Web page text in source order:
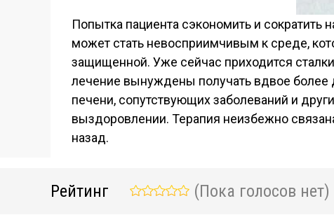
Попытка пациента сэкономить и
может стать невосприимчивым к среде,
защищенной. Уже сейчас приходится
лечение вынуждены получать вдвое более
печени, сопутствующих заболеваний и
выздоровлении. Терапия неизбежно
назад.
Рейтинг (Пока голосов нет)